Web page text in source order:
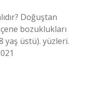
Doğuştan
bozuklukları
yaş üstü). yüzleri.